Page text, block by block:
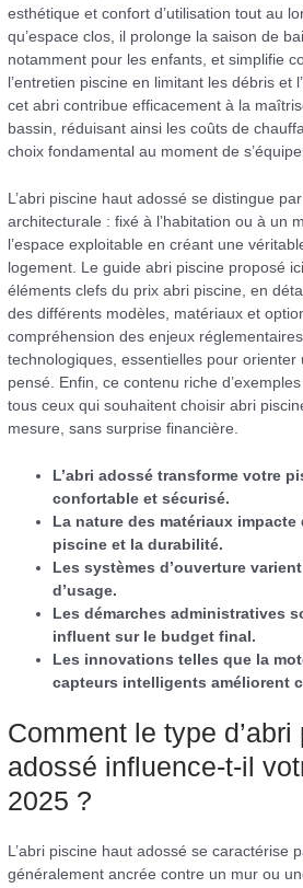
esthétique et confort d’utilisation tout au
qu’espace clos, il prolonge la saison de
notamment pour les enfants, et simplifie
l’entretien piscine en limitant les débris et
cet abri contribue efficacement à la
bassin, réduisant ainsi les coûts de
choix fondamental au moment de
L’abri piscine haut adossé se distingue
architecturale : fixé à l’habitation ou à un
l’espace exploitable en créant une
logement. Le guide abri piscine proposé
éléments clefs du prix abri piscine, en
des différents modèles, matériaux et
compréhension des enjeux
technologiques, essentielles pour
pensé. Enfin, ce contenu riche
tous ceux qui souhaitent choisir abri
mesure, sans surprise financière.
L’abri adossé transforme votre
confortable et sécurisé.
La nature des matériaux
piscine et la durabilité.
Les systèmes d’ouverture
d’usage.
Les démarches administratives
influent sur le budget final.
Les innovations telles que la
capteurs intelligents améliorent
Comment le type
adossé influence-t-il
2025 ?
L’abri piscine haut adossé se caractérise
généralement ancrée contre un mur ou